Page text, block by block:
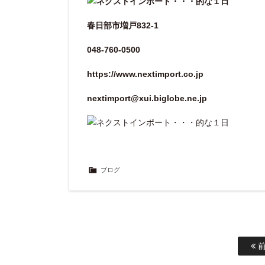
春日部市増戸832-1
048-760-0500
https://www.nextimport.co.jp
nextimport@xui.biglobe.ne.jp
ブログ